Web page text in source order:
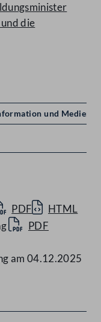
die
und Medien
PDF
HTML
PDF
am 04.12.2025